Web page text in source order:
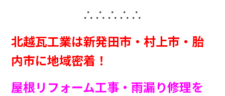
∴∴∴∴∴
北越瓦工業は新発田市・村上市・胎
内市に地域密着！
屋根リフォーム工事・雨漏り修理を